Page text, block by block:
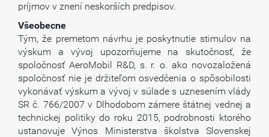
príjmov v znení neskorších predpisov.
Všeobecne
Tým, že premetom návrhu je poskytnutie stimulov na
výskum a vývoj upozorňujeme na skutočnosť, že
spoločnosť AeroMobil R&D, s. r. o. ako novozaložená
spoločnosť nie je držiteľom osvedčenia o spôsobilosti
vykonávať výskum a vývoj v súlade s uznesením vlády
SR č. 766/2007 v Dlhodobom zámere štátnej vednej a
technickej politiky do roku 2015, podrobnosti ktorého
ustanovuje Výnos Ministerstva školstva Slovenskej